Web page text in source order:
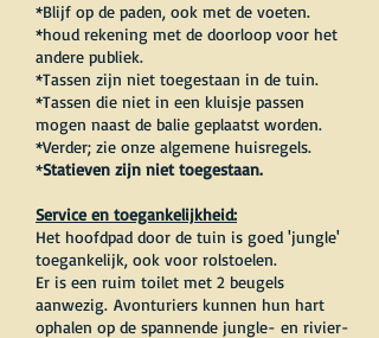
*Blijf op de paden, ook met de voeten.
*houd rekening met de doorloop voor het
andere publiek.
*Tassen zijn niet toegestaan in de tuin.
*Tassen die niet in een kluisje passen
mogen naast de balie geplaatst worden.
*Verder; zie onze algemene huisregels.
*Statieven zijn niet toegestaan.
Service en toegankelijkheid:
Het hoofdpad door de tuin is goed 'jungle'
toegankelijk, ook voor rolstoelen.
Er is een ruim toilet met 2 beugels
aanwezig. Avonturiers kunnen hun hart
ophalen op de spannende jungle- en rivier-